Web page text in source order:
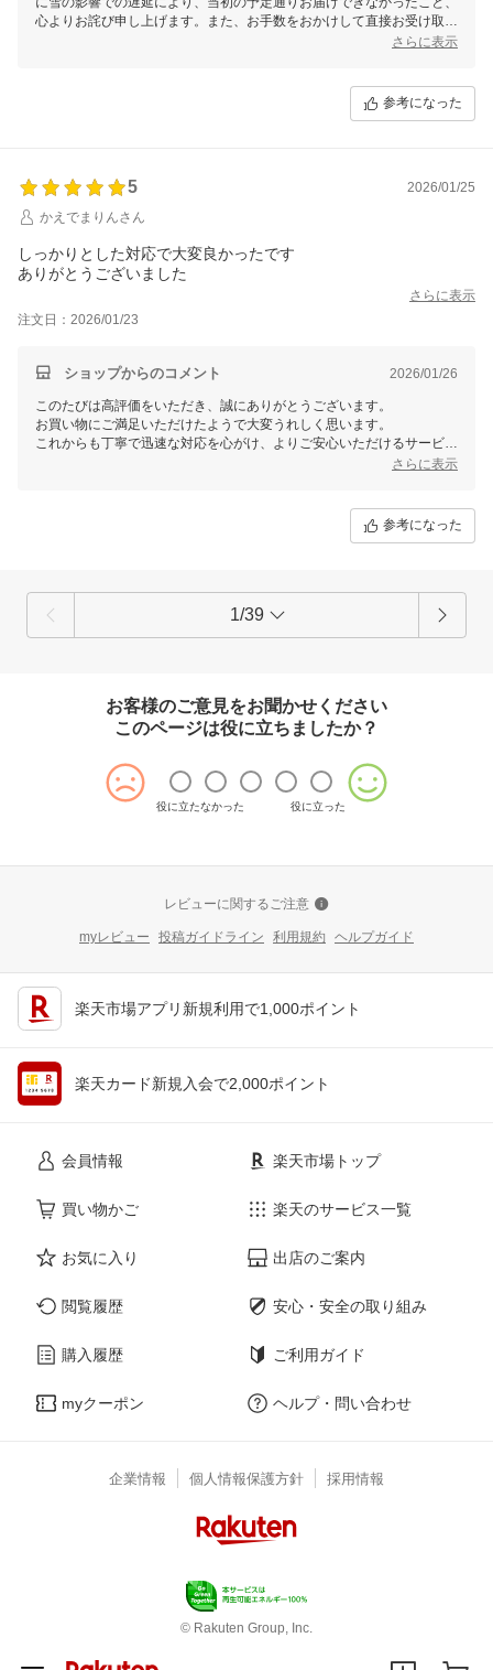
心よりお詫び申し上げます。また、お手数をおかけして直接お受け取り
ついて改めて見直しを行ってまいります。もし次回以降、配送に関する
ご要望や特別な事情がございましたら、ぜひお気軽にお知らせくださ
このたびは誠に申し訳ありませんでした。引き続きお客様の信頼を得ら
れるよう努めてまいりますので、何卒よろしくお願い申し上げます。
さらに表示
参考になった
5
2026/01/25
かえでまりんさん
しっかりとした対応で大変良かったです
ありがとうございました
さらに表示
注文日：2026/01/23
ショップからのコメント 2026/01/26
このたびは高評価をいただき、誠にありがとうございます。
お買い物にご満足いただけたようで大変うれしく思います。
これからも丁寧で迅速な対応を心がけ、よりご安心いただけるサービス
何かございましたらいつでもお気軽にご連絡くださいませ。
さらに表示
参考になった
1/39
お客様のご意見をお聞かせください
このページは役に立ちましたか？
役に立たなかった 役に立った
レビューに関するご注意
myレビュー 投稿ガイドライン 利用規約 ヘルプガイド
楽天市場アプリ新規利用で1,000ポイント
楽天カード新規入会で2,000ポイント
会員情報
買い物かご
お気に入り
閲覧履歴
購入履歴
myクーポン
楽天市場トップ
楽天のサービス一覧
出店のご案内
安心・安全の取り組み
ご利用ガイド
ヘルプ・問い合わせ
企業情報 個人情報保護方針 採用情報
© Rakuten Group, Inc.